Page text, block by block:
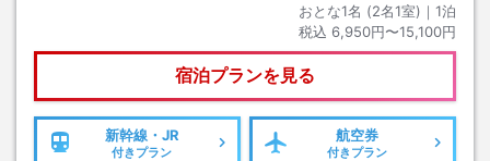
おとな1名 (2名1室)｜ 1泊
税込 6,950円〜15,100円
宿泊プランを見る
新幹線・JR
付きプラン
航空券
付きプラン